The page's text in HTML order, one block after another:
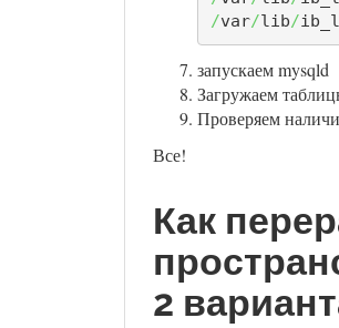
/var/lib/
запускаем mysqld
Загружаем
Проверяем
Все!
Как
2